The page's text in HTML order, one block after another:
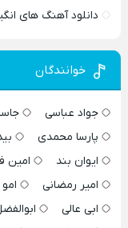
دانلود آهنگ های
خوانندگان
جواد عباسی
پارسا محمدی
ایوان بند
امین
امیر رمضانی
ابی عالی